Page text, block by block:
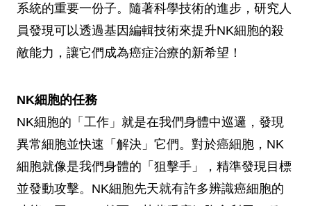
系統的重要一份子。隨著科學技術的進步，研究人
員發現可以透過基因編輯技術來提升NK細胞的殺
敵能力，讓它們成為癌症治療的新希望！
NK細胞的任務
NK細胞的「工作」就是在我們身體中巡邏，發現
異常細胞並快速「解決」它們。對於癌細胞，NK
細胞就像是我們身體的「狙擊手」，精準發現目標
並發動攻擊。NK細胞先天就有許多辨識癌細胞的